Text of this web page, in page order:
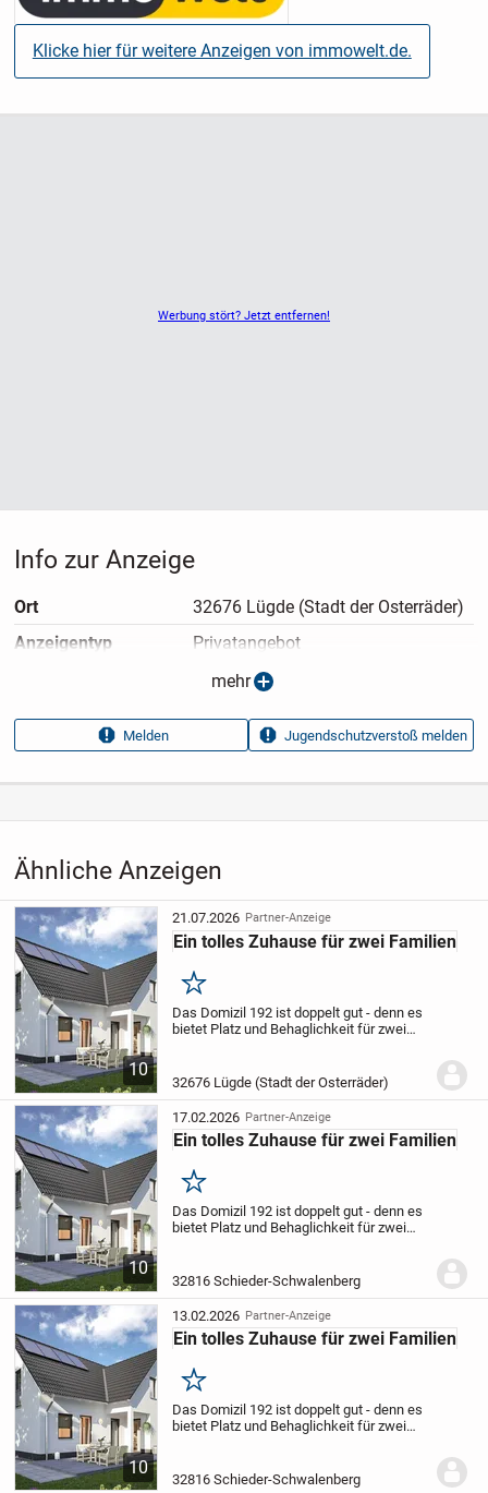
Werbung stört? Jetzt entfernen!
Ähnliche Anzeigen
10
21.07.2026 Partner-Anzeige
Ein tolles Zuhause für zwei Familien
Merken
Das Domizil 192 ist doppelt gut - denn es
bietet Platz und Behaglichkeit für zwei
großes Wohn- und Schlafzimmer sowie
32676 Lügde (Stadt der Osterräder)
10
17.02.2026 Partner-Anzeige
Ein tolles Zuhause für zwei Familien
Merken
Das Domizil 192 ist doppelt gut - denn es
bietet Platz und Behaglichkeit für zwei
großes Wohn- und Schlafzimmer sowie
32816 Schieder-Schwalenberg
10
13.02.2026 Partner-Anzeige
Ein tolles Zuhause für zwei Familien
Merken
Das Domizil 192 ist doppelt gut - denn es
bietet Platz und Behaglichkeit für zwei
großes Wohn- und Schlafzimmer sowie
32816 Schieder-Schwalenberg
Klicke hier für weitere Anzeigen von immowelt.de.
Info zur Anzeige
Ort
32676 Lügde (Stadt der Osterräder)
Anzeigen­typ
Privatangebot
13.05.2026
Anzeigen­kennung
d94ba3ad
Aufrufe dieser
5
mehr
Melden Jugendschutzverstoß melden